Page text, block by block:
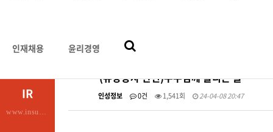
인재채용 윤리경영
(유상증자 관련)주주님께 올리는 글
인성정보 0건 1,541회 24-04-08 20:47
IR
www.insunginfo.co.kr